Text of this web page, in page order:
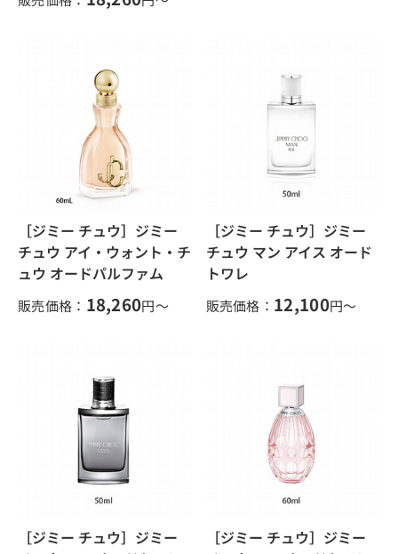
［ジミー チュウ］ジミー
チュウ アイ・ウォント・チ
ュウ オードパルファム
販売価格： 18,260円～
［ジミー チュウ］ジミー
チュウ マン アイス オード
トワレ
販売価格： 12,100円～
［ジミー チュウ］ジミー
［ジミー チュウ］ジミー